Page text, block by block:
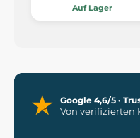
Auf Lager
Google 4,6/5 ·
Von verifizierten